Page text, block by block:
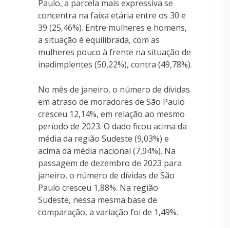
Paulo, a parcela mais expressiva se
concentra na faixa etária entre os 30 e
39 (25,46%). Entre mulheres e homens,
a situação é equilibrada, com as
mulheres pouco à frente na situação de
inadimplentes (50,22%), contra (49,78%).
No mês de janeiro, o número de dívidas
em atraso de moradores de São Paulo
cresceu 12,14%, em relação ao mesmo
período de 2023. O dado ficou acima da
média da região Sudeste (9,03%) e
acima da média nacional (7,94%). Na
passagem de dezembro de 2023 para
janeiro, o número de dívidas de São
Paulo cresceu 1,88%. Na região
Sudeste, nessa mesma base de
comparação, a variação foi de 1,49%.